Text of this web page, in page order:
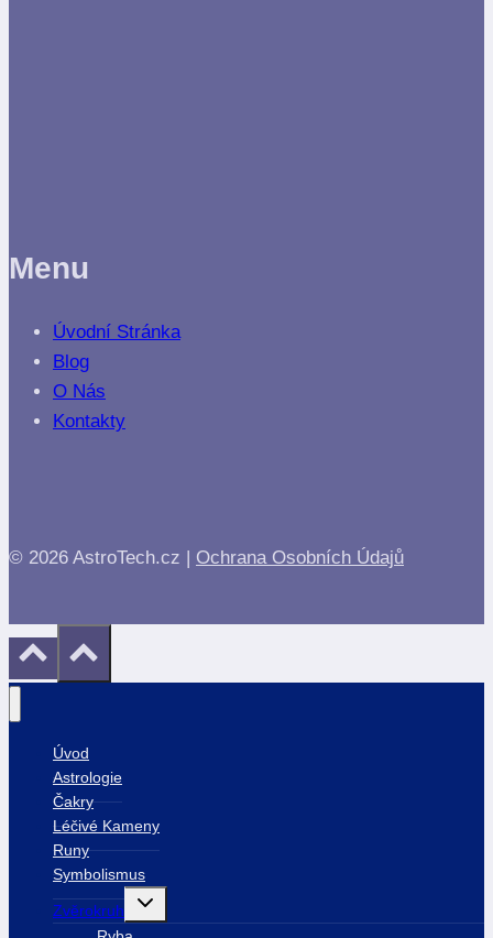
Menu
Úvodní Stránka
Blog
O Nás
Kontakty
© 2026 AstroTech.cz | Ochrana Osobních Údajů
Úvod
Astrologie
Čakry
Léčivé Kameny
Runy
Symbolismus
Zvěrokruh
Toggle
child
menu